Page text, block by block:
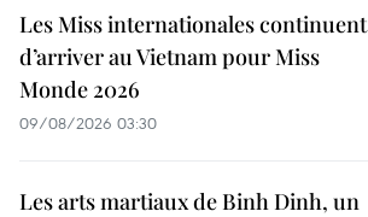
Les Miss internationales continuent
d’arriver au Vietnam pour Miss
Monde 2026
09/08/2026 03:30
Les arts martiaux de Binh Dinh, un